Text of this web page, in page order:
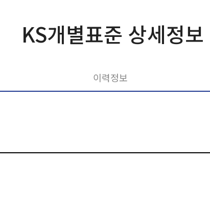
KS개별표준 상세정보
이력정보